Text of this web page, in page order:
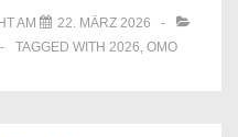
AM
22. MÄRZ 2026
TAGGED WITH 2026, OMO